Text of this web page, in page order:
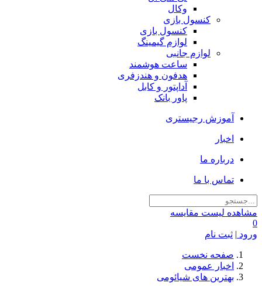
وکال
کنسول بازی
کنسول بازی
لوازم گیمینگ
لوازم جانبی
ساعت هوشمند
هدفون و هندزفری
آداپتور و کابل
پاور بانک
آموزش رجیستری
اخبار
درباره ما
تماس با ما
مشاهده لیست مقایسه
0
ورود | ثبت نام
صفحه نخست
اخبار عمومی
بهترین های شیائومی